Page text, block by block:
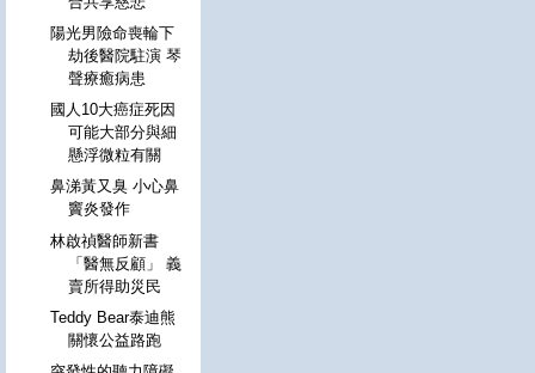
陽光男險命喪輪下
劫後醫院駐演 琴
聲療癒病患
國人10大癌症死因
可能大部分與細
懸浮微粒有關
鼻涕黃又臭 小心鼻
竇炎發作
林啟禎醫師新書
「醫無反顧」 義
賣所得助災民
Teddy Bear泰迪熊
關懷公益路跑